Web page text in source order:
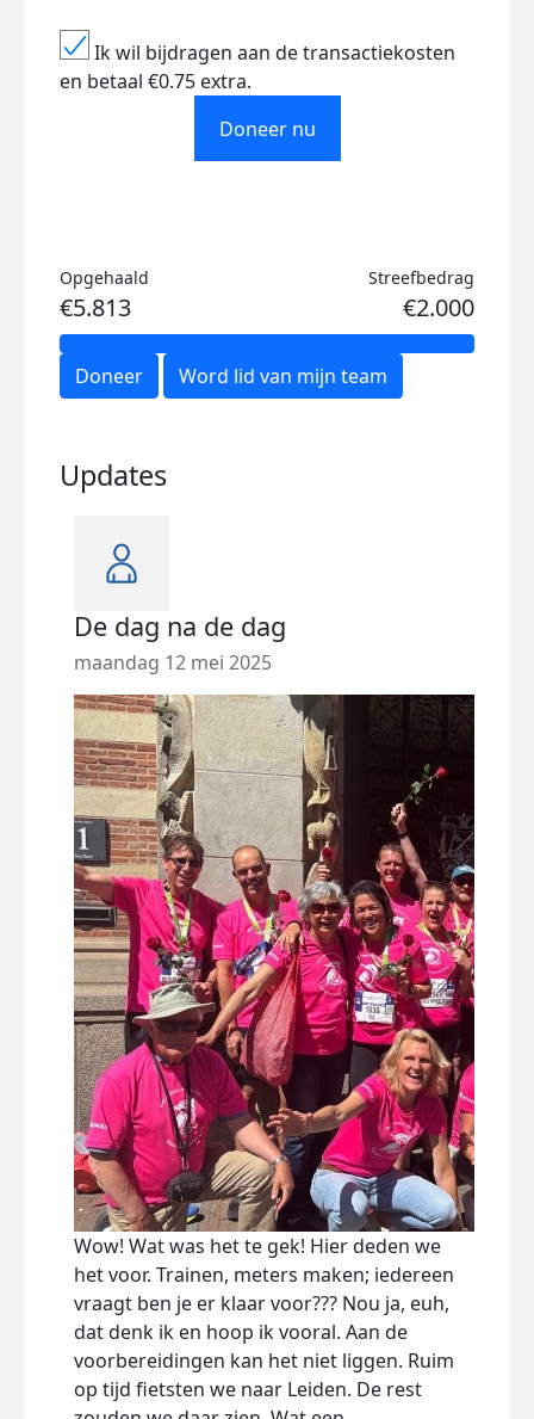
Ik wil bijdragen aan de transactiekosten
en betaal €0.75 extra.
Doneer nu
Opgehaald
€5.813
Streefbedrag
€2.000
Doneer Word lid van mijn team
Updates
De dag na de dag
maandag 12 mei 2025
Wow! Wat was het te gek! Hier deden we
het voor. Trainen, meters maken; iedereen
vraagt ben je er klaar voor??? Nou ja, euh,
dat denk ik en hoop ik vooral. Aan de
voorbereidingen kan het niet liggen. Ruim
op tijd fietsten we naar Leiden. De rest